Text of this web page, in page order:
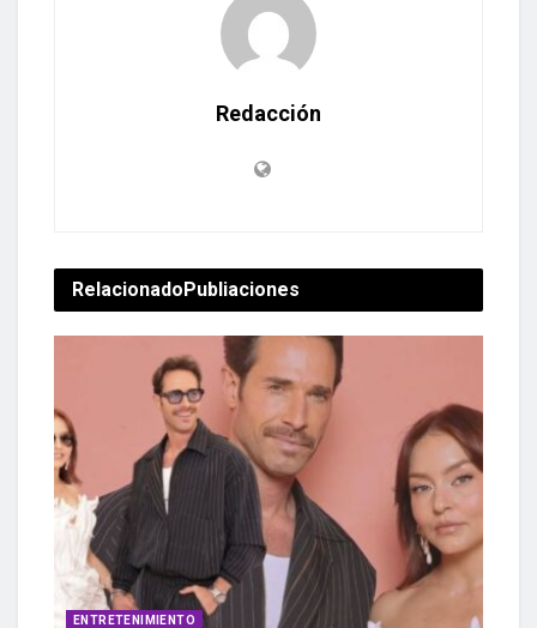
Redacción
RelacionadoPubliaciones
ENTRETENIMIENTO